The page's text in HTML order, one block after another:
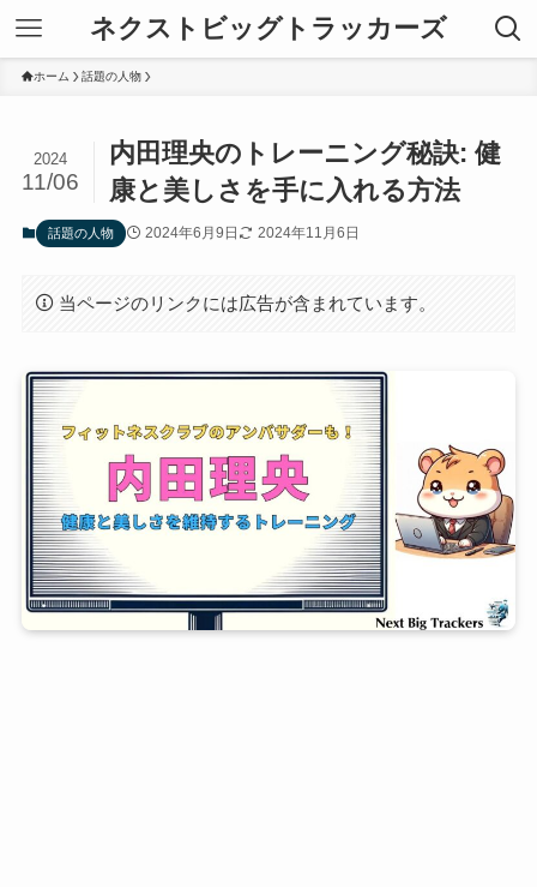
ネクストビッグトラッカーズ
ホーム 話題の人物
内田理央のトレーニング秘訣: 健
康と美しさを手に入れる方法
2024
11/06
話題の人物 2024年6月9日 2024年11月6日
当ページのリンクには広告が含まれています。